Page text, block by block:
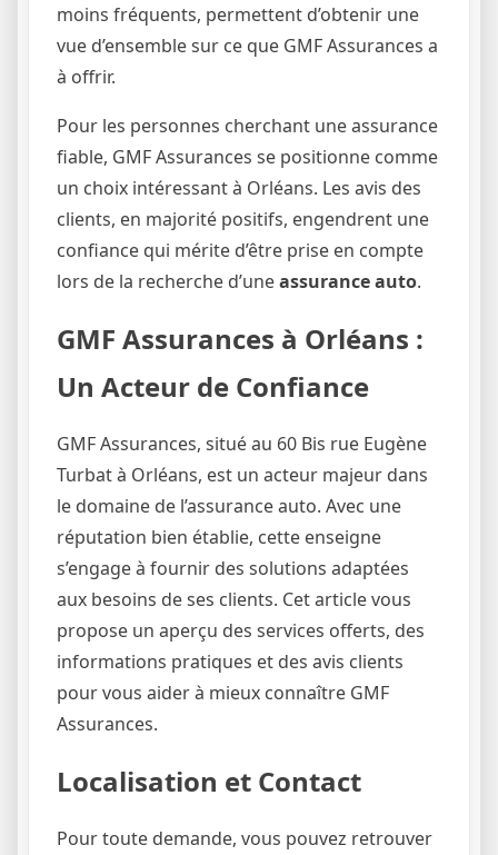
moins fréquents, permettent d’obtenir une
vue d’ensemble sur ce que GMF Assurances a
à offrir.
Pour les personnes cherchant une assurance
fiable, GMF Assurances se positionne comme
un choix intéressant à Orléans. Les avis des
clients, en majorité positifs, engendrent une
confiance qui mérite d’être prise en compte
lors de la recherche d’uneassurance auto.
GMF Assurances à Orléans :
Un Acteur de Confiance
GMF Assurances, situé au 60 Bis rue Eugène
Turbat à Orléans, est un acteur majeur dans
le domaine de l’assurance auto. Avec une
réputation bien établie, cette enseigne
s’engage à fournir des solutions adaptées
aux besoins de ses clients. Cet article vous
propose un aperçu des services offerts, des
informations pratiques et des avis clients
pour vous aider à mieux connaître GMF
Assurances.
Localisation et Contact
Pour toute demande, vous pouvez retrouver